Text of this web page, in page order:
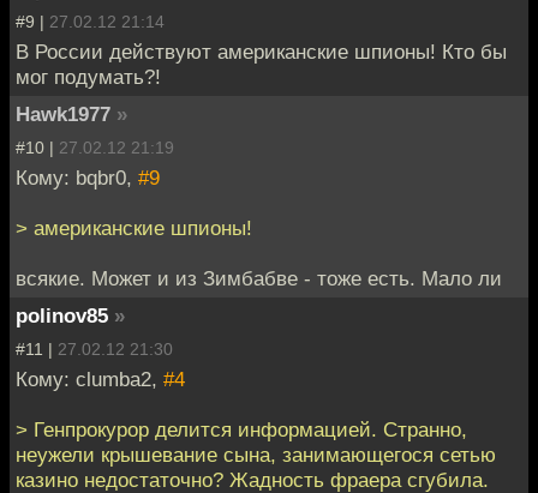
#9 | 27.02.12 21:14
В России действуют американские шпионы! Кто бы
мог подумать?!
Hawk1977 »
#10 | 27.02.12 21:19
Кому: bqbr0, #9
> американские шпионы!
всякие. Может и из Зимбабве - тоже есть. Мало ли
polinov85 »
#11 | 27.02.12 21:30
Кому: clumba2, #4
> Генпрокурор делится информацией. Странно,
неужели крышевание сына, занимающегося сетью
казино недостаточно? Жадность фраера сгубила.